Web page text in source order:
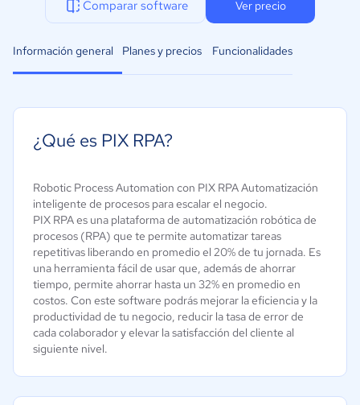
Comparar software Ver precio
Información general Planes y precios Funcionalidades
¿Qué es PIX RPA?
Robotic Process Automation con PIX RPA Automatización
inteligente de procesos para escalar el negocio.
PIX RPA es una plataforma de automatización robótica de
procesos (RPA) que te permite automatizar tareas
repetitivas liberando en promedio el 20% de tu jornada. Es
una herramienta fácil de usar que, además de ahorrar
tiempo, permite ahorrar hasta un 32% en promedio en
costos. Con este software podrás mejorar la eficiencia y la
productividad de tu negocio, reducir la tasa de error de
cada colaborador y elevar la satisfacción del cliente al
siguiente nivel.